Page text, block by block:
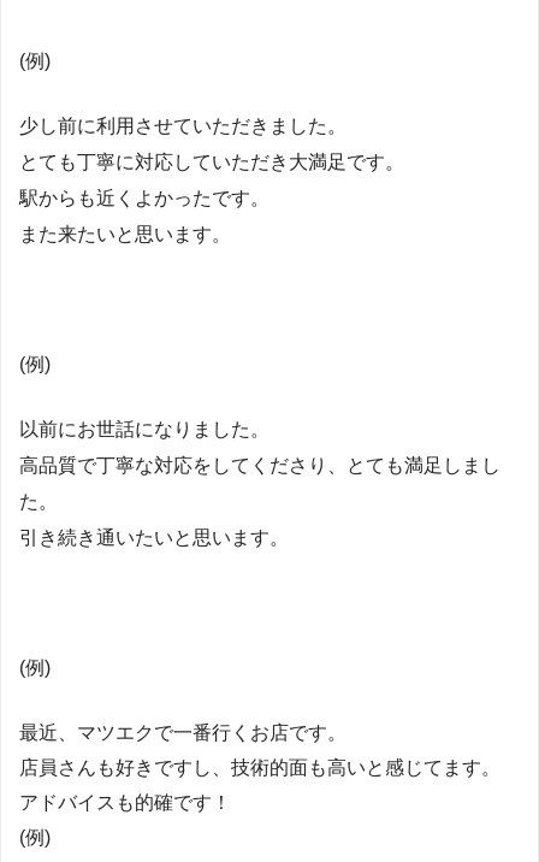
(例)
少し前に利用させていただきました。
とても丁寧に対応していただき大満足です。
駅からも近くよかったです。
また来たいと思います。
(例)
以前にお世話になりました。
高品質で丁寧な対応をしてくださり、とても満足しまし
た。
引き続き通いたいと思います。
(例)
最近、マツエクで一番行くお店です。
店員さんも好きですし、技術的面も高いと感じてます。
アドバイスも的確です！
(例)